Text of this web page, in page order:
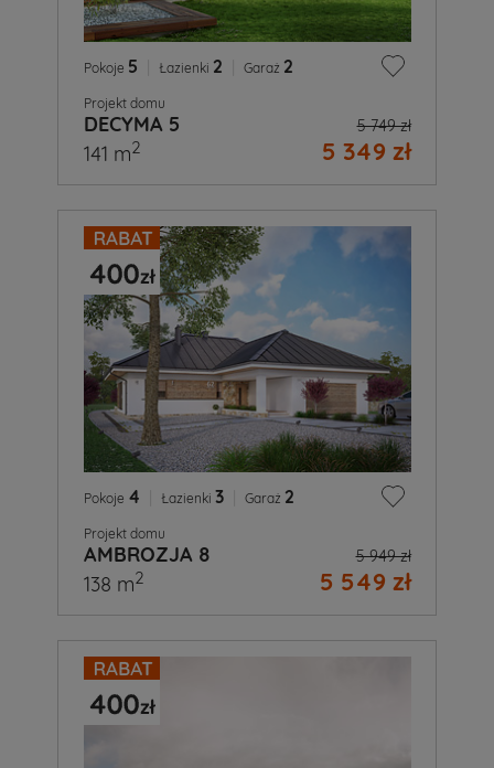
Pokoje 5 Łazienki 2 Garaż 2
Projekt domu
DECYMA 5 5 749 zł
5 349 zł
141 m2
Pokoje 4 Łazienki 3 Garaż 2
Projekt domu
AMBROZJA 8 5 949 zł
5 549 zł
138 m2